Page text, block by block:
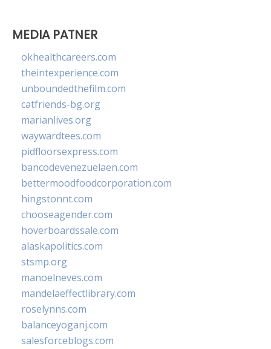
MEDIA PATNER
okhealthcareers.com
theintexperience.com
unboundedthefilm.com
catfriends-bg.org
marianlives.org
waywardtees.com
pidfloorsexpress.com
bancodevenezuelaen.com
bettermoodfoodcorporation.com
hingstonnt.com
chooseagender.com
hoverboardssale.com
alaskapolitics.com
stsmp.org
manoelneves.com
mandelaeffectlibrary.com
roselynns.com
balanceyoganj.com
salesforceblogs.com